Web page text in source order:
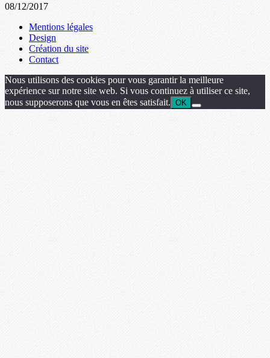
08/12/2017
Mentions légales
Design
Création du site
Contact
Nous utilisons des cookies pour vous garantir la meilleure
expérience sur notre site web. Si vous continuez à utiliser ce site,
nous supposerons que vous en êtes satisfait. OK